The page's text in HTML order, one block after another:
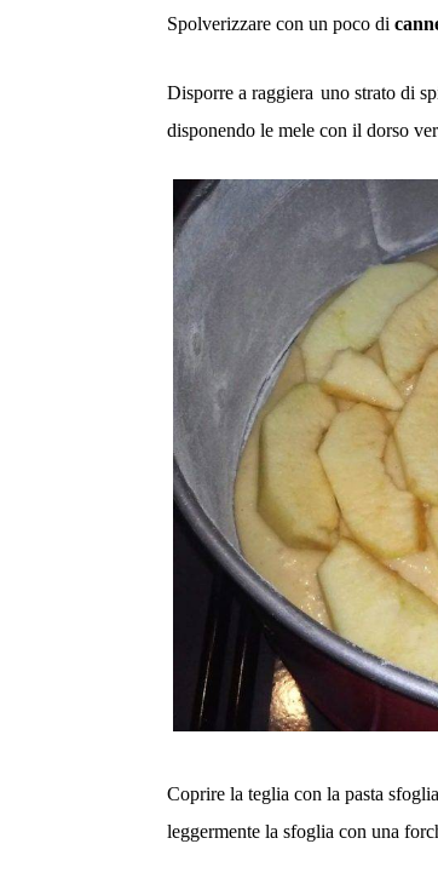
Spolverizzare con un poco di
Disporre a raggiera uno strato di
disponendo le mele con il dorso
Coprire la teglia con la pasta
leggermente la sfoglia con una